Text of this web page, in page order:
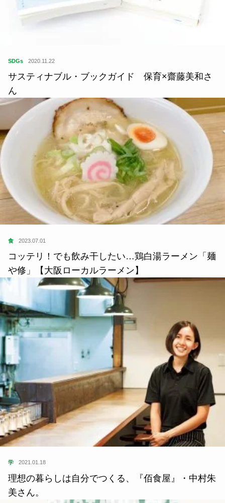
サスティナブル・ブックガイド 保育×齋藤美和さ
コッテリ！でも飲み干したい…鶏白湯ラーメン「麺
や修」【大阪ローカルラーメン】
学
理想の暮らしは自分でつくる、『佰食屋』・中村朱
美さん。